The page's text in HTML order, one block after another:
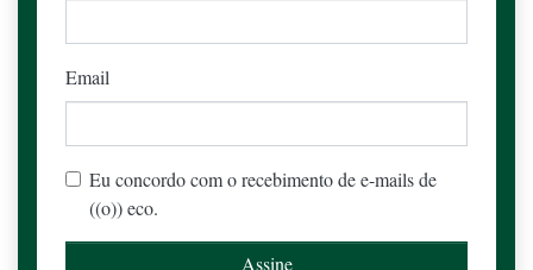
Email
Eu concordo com o recebimento de e-mails de
((o)) eco.